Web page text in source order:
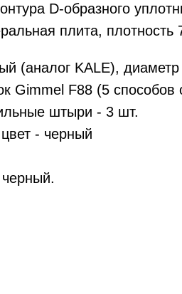
D-образного
плита, плотность
(аналог KALE),
Gimmel F88 (5 способов
штыри - 3 шт.
- черный